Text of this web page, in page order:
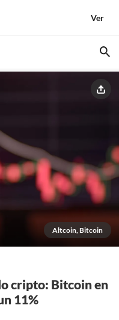
Ver
Altcoin, Bitcoin
cripto: Bitcoin en
11%